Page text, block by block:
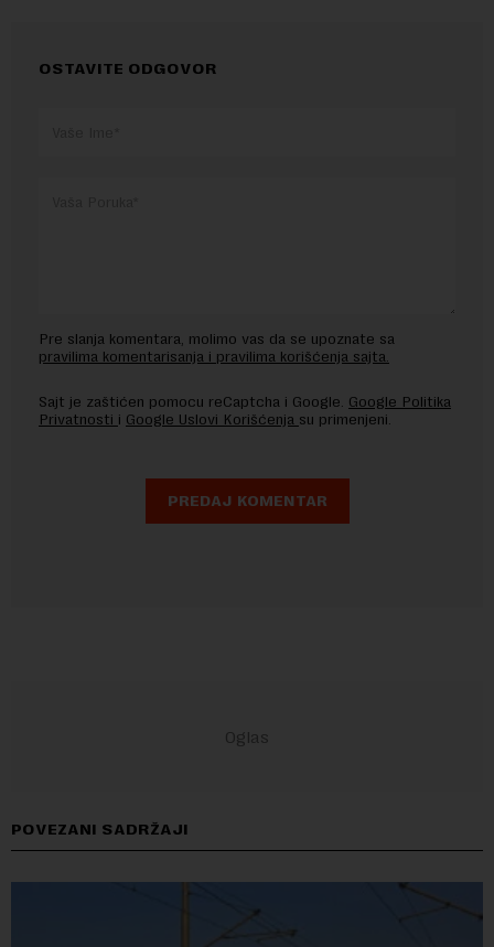
OSTAVITE ODGOVOR
Pre slanja komentara, molimo vas da se upoznate sa
pravilima komentarisanja i pravilima korišćenja sajta.
Sajt je zaštićen pomocu reCaptcha i Google. Google Politika
Privatnosti i Google Uslovi Korišćenja su primenjeni.
POVEZANI SADRŽAJI